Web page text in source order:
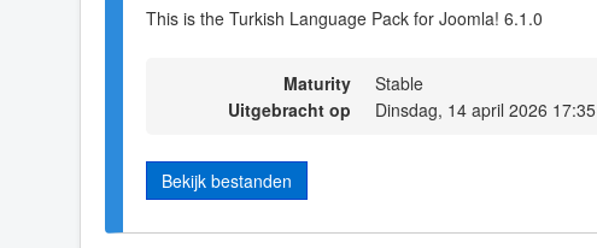
This is the Turkish Language Pack for Joomla! 6.1.0
Maturity
Stable
Uitgebracht op
Dinsdag, 14 april 2026 17:35
Bekijk bestanden